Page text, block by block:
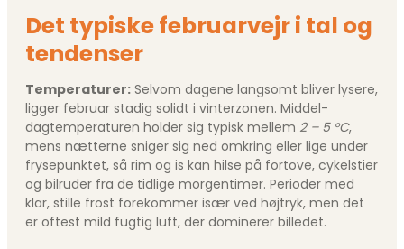
Det typiske februarvejr i tal og
tendenser
Temperaturer: Selvom dagene langsomt bliver lysere,
ligger februar stadig solidt i vinterzonen. Middel-
dagtemperaturen holder sig typisk mellem 2 – 5 °C,
mens nætterne sniger sig ned omkring eller lige under
frysepunktet, så rim og is kan hilse på fortove, cykelstier
og bilruder fra de tidlige morgentimer. Perioder med
klar, stille frost forekommer især ved højtryk, men det
er oftest mild fugtig luft, der dominerer billedet.